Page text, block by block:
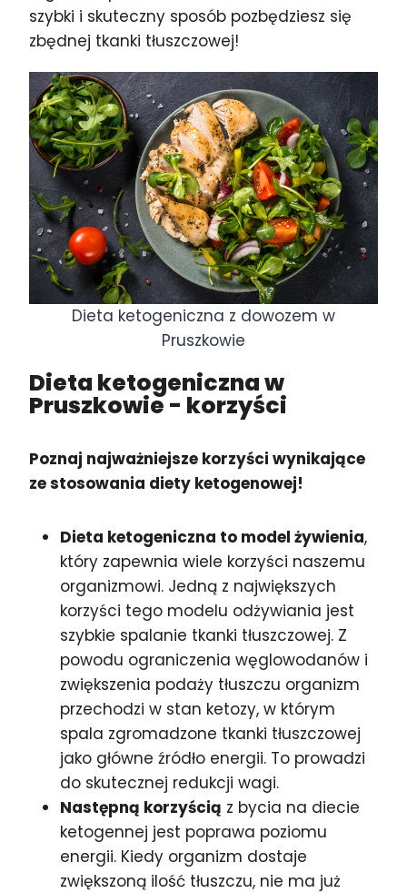
szybki i skuteczny sposób pozbędziesz się
zbędnej tkanki tłuszczowej!
Dieta ketogeniczna z dowozem w
Pruszkowie
Dieta ketogeniczna w
Pruszkowie- korzyści
Poznaj najważniejsze korzyści wynikające
ze stosowania diety ketogenowej!
Dieta ketogeniczna to model żywienia,
który zapewnia wiele korzyści naszemu
organizmowi. Jedną z największych
korzyści tego modelu odżywiania jest
szybkie spalanie tkanki tłuszczowej. Z
powodu ograniczenia węglowodanów i
zwiększenia podaży tłuszczu organizm
przechodzi w stan ketozy, w którym
spala zgromadzone tkanki tłuszczowej
jako główne źródło energii. To prowadzi
do skutecznej redukcji wagi.
Następną korzyścią z bycia na diecie
ketogennej jest poprawa poziomu
energii. Kiedy organizm dostaje
zwiększoną ilość tłuszczu, nie ma już